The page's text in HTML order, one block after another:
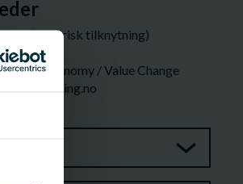
(historisk tilknytning)
Bioeconomy / Value Change